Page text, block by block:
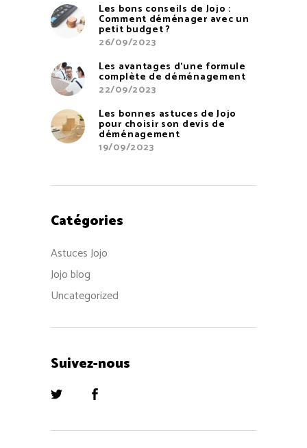
Les bons conseils de Jojo :
Comment déménager avec un
petit budget ?
26/09/2023
Les avantages d’une formule
complète de déménagement
22/09/2023
Les bonnes astuces de Jojo
pour choisir son devis de
déménagement
19/09/2023
Catégories
Astuces Jojo
Jojo blog
Uncategorized
Suivez-nous